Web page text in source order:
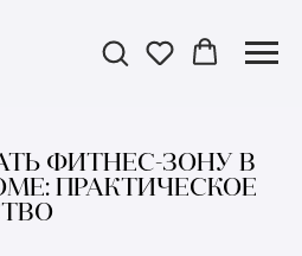
ФИТНЕС-ЗОНУ В
ПРАКТИЧЕСКОЕ